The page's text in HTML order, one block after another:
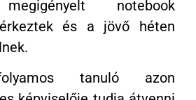
notebook
és a jövő héten
tanuló azon